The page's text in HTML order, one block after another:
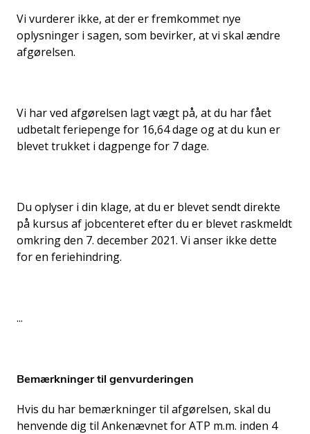
Vi vurderer ikke, at der er fremkommet nye
oplysninger i sagen, som bevirker, at vi skal ændre
afgørelsen.
Vi har ved afgørelsen lagt vægt på, at du har fået
udbetalt feriepenge for 16,64 dage og at du kun er
blevet trukket i dagpenge for 7 dage.
Du oplyser i din klage, at du er blevet sendt direkte
på kursus af jobcenteret efter du er blevet raskmeldt
omkring den 7. december 2021. Vi anser ikke dette
for en feriehindring.
...
Bemærkninger til genvurderingen
Hvis du har bemærkninger til afgørelsen, skal du
henvende dig til Ankenævnet for ATP m.m. inden 4